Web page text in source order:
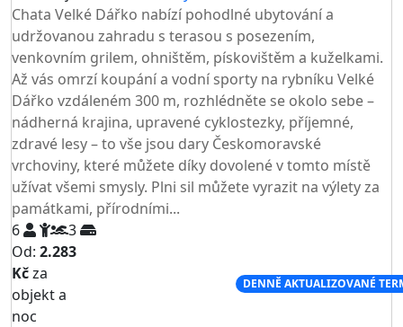
Chata Velké Dářko nabízí pohodlné ubytování a
udržovanou zahradu s terasou s posezením,
venkovním grilem, ohništěm, pískovištěm a kuželkami.
Až vás omrzí koupání a vodní sporty na rybníku Velké
Dářko vzdáleném 300 m, rozhlédněte se okolo sebe –
nádherná krajina, upravené cyklostezky, příjemné,
zdravé lesy – to vše jsou dary Českomoravské
vrchoviny, které můžete díky dovolené v tomto místě
užívat všemi smysly. Plni sil můžete vyrazit na výlety za
památkami, přírodními...
6
3
Od: 2.283
Kčza
objekt a
noc
DENNĚ AKTUALIZOVANÉ